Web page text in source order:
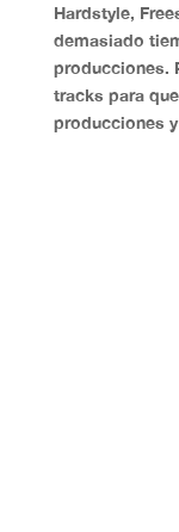
Hardstyle,
demasiado
producciones.
tracks para
producciones